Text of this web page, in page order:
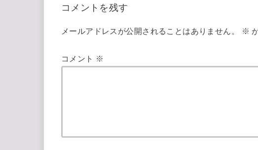
コメントを残す
メールアドレスが公開されることはありません。 ※
コメント ※